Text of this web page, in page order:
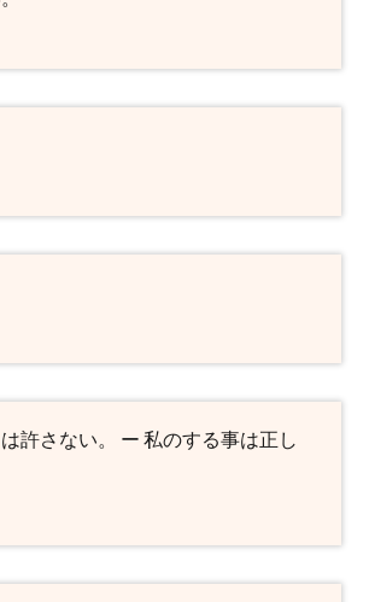
許さない。 ー 私のする事は正し